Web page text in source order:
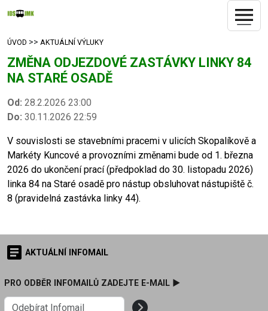
ÚVOD >> AKTUÁLNÍ VÝLUKY
ZMĚNA ODJEZDOVÉ ZASTÁVKY LINKY 84
NA STARÉ OSADĚ
Od: 28.2.2026 23:00
Do: 30.11.2026 22:59
V souvislosti se stavebními pracemi v ulicích Skopalíkově a
Markéty Kuncové a provozními změnami bude od 1. března
2026 do ukončení prací (předpoklad do 30. listopadu 2026)
linka 84 na Staré osadě pro nástup obsluhovat nástupiště č.
8 (pravidelná zastávka linky 44).
AKTUÁLNÍ INFOMAIL
PRO ODBĚR INFOMAILŮ ZADEJTE E-MAIL ►